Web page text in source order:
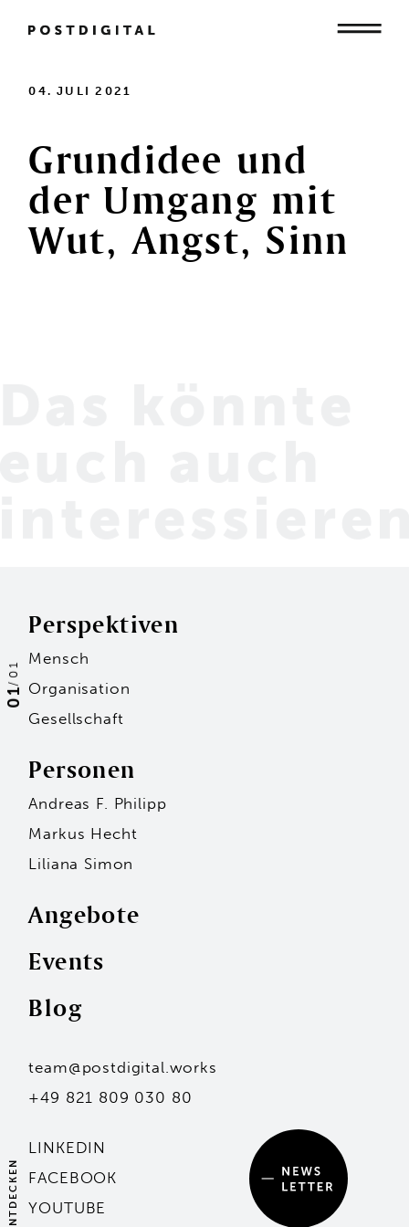
01
/
01
ENTDECKEN
Mensch
Organisation
Gesellschaft
Andreas F. Philipp
Angebote
Events
Blog
Mit dem Eintragen deiner Adresse stimmst du
unserer Datenschutzerklärung zu.
04. JULI 2021
Grundidee und
der Umgang mit
Wut, Angst, Sinn
Perspektiven
Mensch
Organisation
Gesellschaft
Personen
Andreas F. Philipp
Markus Hecht
Liliana Simon
Angebote
Events
Blog
team@postdigital.works
+49 821 809 030 80
LINKEDIN
FACEBOOK
YOUTUBE